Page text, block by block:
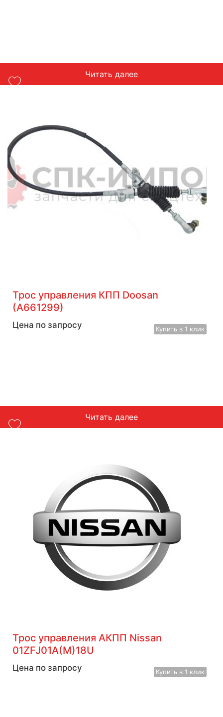
Читать далее
Трос управления КПП Doosan
(A661299)
Цена по запросу Купить в 1 клик
Читать далее
Трос управления АКПП Nissan
01ZFJ01A(M)18U
Цена по запросу Купить в 1 клик